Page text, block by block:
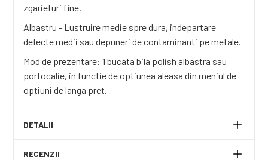
zgarieturi fine.
Albastru - Lustruire medie spre dura, indepartare
defecte medii sau depuneri de contaminanti pe metale.
Mod de prezentare: 1 bucata bila polish albastra sau
portocalie, in functie de optiunea aleasa din meniul de
optiuni de langa pret.
DETALII
RECENZII